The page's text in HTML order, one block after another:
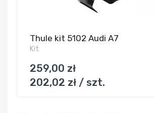
Thule kit 5102 Audi A7
Kit
259,00 zł
202,02 zł / szt.